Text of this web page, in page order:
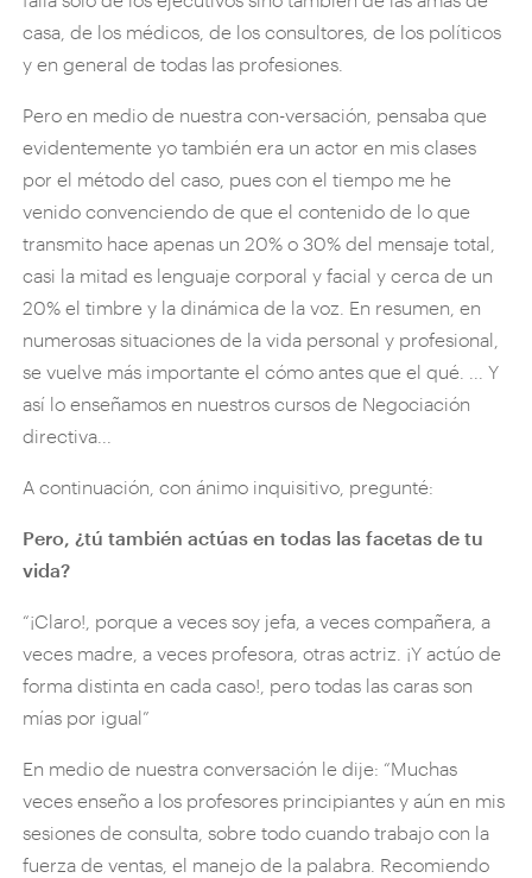
casa, de los médicos, de los consultores, de los políticos
y en general de todas las profesiones.
Pero en medio de nuestra con-versación, pensaba que
evidentemente yo también era un actor en mis clases
por el método del caso, pues con el tiempo me he
venido convenciendo de que el contenido de lo que
transmito hace apenas un 20% o 30% del mensaje total,
casi la mitad es lenguaje corporal y facial y cerca de un
20% el timbre y la dinámica de la voz. En resumen, en
numerosas situaciones de la vida personal y profesional,
se vuelve más importante el cómo antes que el qué. ... Y
así lo enseñamos en nuestros cursos de Negociación
directiva...
A continuación, con ánimo inquisitivo, pregunté:
Pero, ¿tú también actúas en todas las facetas de tu
vida?
“¡Claro!, porque a veces soy jefa, a veces compañera, a
veces madre, a veces profesora, otras actriz. ¡Y actúo de
forma distinta en cada caso!, pero todas las caras son
mías por igual”
En medio de nuestra conversación le dije: “Muchas
veces enseño a los profesores principiantes y aún en mis
sesiones de consulta, sobre todo cuando trabajo con la
fuerza de ventas, el manejo de la palabra. Recomiendo